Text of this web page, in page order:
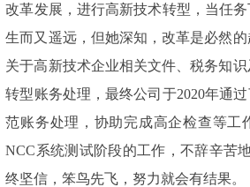
改革发展，进行高新技术转型，当任
生而又遥远，但她深知，改革是必然
关于高新技术企业相关文件、税务知
转型账务处理，最终公司于2020年通
范账务处理，协助完成高企检查等工
NCC系统测试阶段的工作，不辞辛苦
终坚信，笨鸟先飞，努力就会有结果。